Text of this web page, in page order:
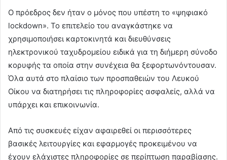
Ο πρόεδρος δεν ήταν ο μόνος που υπέστη το «ψηφιακό
lockdown». Το επιτελείο του αναγκάστηκε να
χρησιμοποιήσει καρτοκινητά και διευθύνσεις
ηλεκτρονικού ταχυδρομείου ειδικά για τη διήμερη σύνοδο
κορυφής τα οποία στην συνέχεια θα ξεφορτωνόντουσαν.
Όλα αυτά στο πλαίσιο των προσπαθειών του Λευκού
Οίκου να διατηρήσει τις πληροφορίες ασφαλείς, αλλά να
υπάρχει και επικοινωνία.
Από τις συσκευές είχαν αφαιρεθεί οι περισσότερες
βασικές λειτουργίες και εφαρμογές προκειμένου να
έχουν ελάχιστες πληροφορίες σε περίπτωση παραβίασης.